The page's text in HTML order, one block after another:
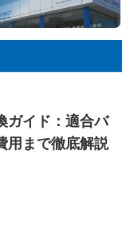
ガイド：適合バ
用まで徹底解説